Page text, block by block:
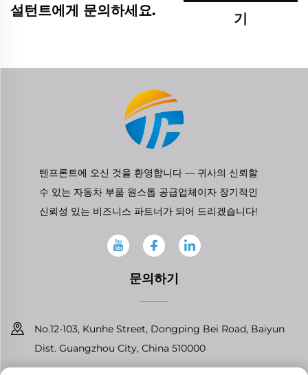
설턴트에게 문의하세요.
기
텐프론트에 오신 것을 환영합니다 — 귀사의 신뢰할
수 있는 자동차 부품 원스톱 공급업체이자 장기적인
신뢰성 있는 비즈니스 파트너가 되어 드리겠습니다!
문의하기
No.12-103, Kunhe Street, Dongping Bei Road, Baiyun
Dist. Guangzhou City, China 510000